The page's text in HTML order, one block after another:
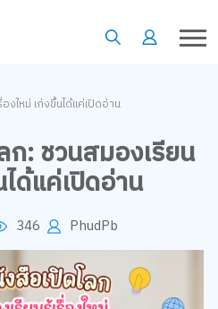
งใหม่ เก่งขึ้นได้แค่เปิดอ่าน
ก: ชวนสมองเรียน
ได้แค่เปิดอ่าน
346 PhudPb